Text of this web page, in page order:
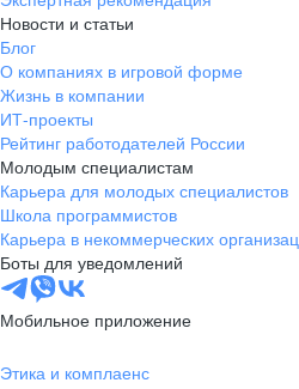
Новости и статьи
Блог
О компаниях в игровой форме
Жизнь в компании
ИТ-проекты
Рейтинг работодателей России
Молодым специалистам
Карьера для молодых специалистов
Школа программистов
Карьера в некоммерческих
Боты для уведомлений
Мобильное приложение
Этика и комплаенс